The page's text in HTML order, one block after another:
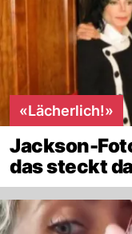
«Lächerlich!»
Jackson-
das steckt